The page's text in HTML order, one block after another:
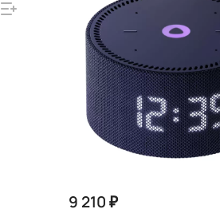
9 210 ₽